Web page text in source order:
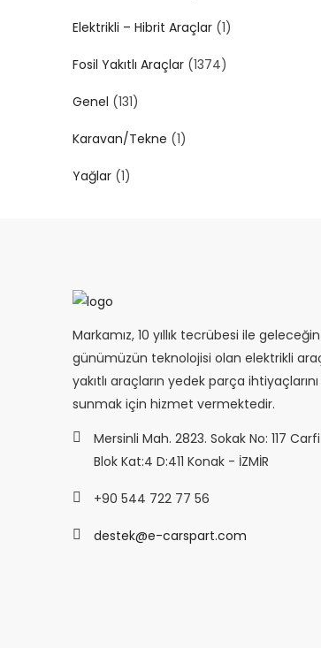
Elektrikli – Hibrit Araçlar (1)
Fosil Yakıtlı Araçlar (1374)
Genel (131)
Karavan/Tekne (1)
Yağlar (1)
Markamız, 10 yıllık tecrübesi ile
günümüzün teknolojisi olan elektrikli
yakıtlı araçların yedek parça ihtiyaçlarını
sunmak için hizmet vermektedir.
Mersinli Mah. 2823. Sokak No: 117
Blok Kat:4 D:411 Konak - İZMİR
+90 544 722 77 56
destek@e-carspart.com